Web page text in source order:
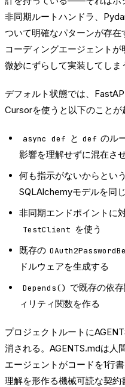
非同期ルートハンドラ、
ついて明確なパターンが存
コーディングエージェントが
微妙にずらして実装してしま
デフォルト状態では、
Cursorを使うと以下のことが
async def と def のル
影響を理解せずに混在さ
何も指示がないからとい
SQLAlchemyモデルを同
非同期エンドポイントに
TestClient を使う
既存の
ドルウェアを生成する
Depends() で既存の依
ィリティ関数を作る
プロジェクトルートに
消される。AGENTS.mdは
エージェントがコードを1行
理解を形作る機械可読な契約